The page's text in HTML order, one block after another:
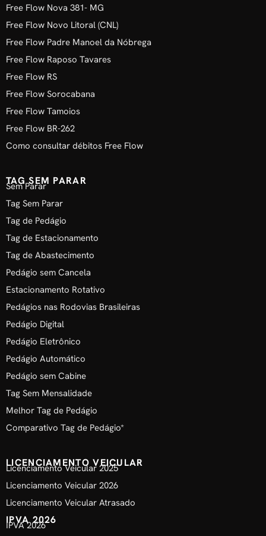
Free Flow Nova 381- MG
Free Flow Novo Litoral (CNL)
Free Flow Padre Manoel da Nóbrega
Free Flow Raposo Tavares
Free Flow RS
Free Flow Sorocabana
Free Flow Tamoios
Free Flow BR-262
Como consultar débitos Free Flow
TAG SEM PARAR
Sem Parar
Tag Sem Parar
Tag de Pedágio
Tag de Estacionamento
Tag de Abastecimento
Pedágio sem Cancela
Estacionamento Rotativo
Pedágios nas Rodovias Brasileiras
Pedágio Digital
Pedágio Eletrônico
Pedágio Automático
Pedágio sem Cabine
Tag Sem Mensalidade
Melhor Tag de Pedágio
Comparativo Tag de Pedágio*
LICENCIAMENTO VEICULAR
Licenciamento Veicular 2025
Licenciamento Veicular 2026
Licenciamento Veicular Atrasado
IPVA 2026
IPVA 2026